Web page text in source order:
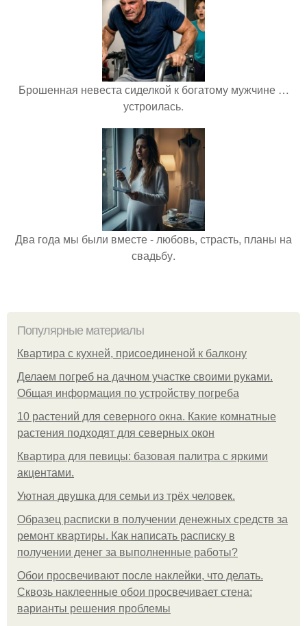
Брошенная невеста сиделкой к богатому мужчине …
устроилась.
Два года мы были вместе - любовь, страсть, планы на
свадьбу.
Популярные материалы
Квартира с кухней, присоединеной к балкону
Делаем погреб на дачном участке своими руками.
Общая информация по устройству погреба
10 растений для северного окна. Какие комнатные
растения подходят для северных окон
Квартира для певицы: базовая палитра с яркими
акцентами.
Уютная двушка для семьи из трёх человек.
Образец расписки в получении денежных средств за
ремонт квартиры. Как написать расписку в
получении денег за выполненные работы?
Обои просвечивают после наклейки, что делать.
Сквозь наклеенные обои просвечивает стена:
варианты решения проблемы